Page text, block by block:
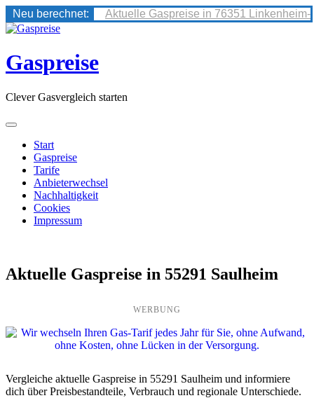
Neu berechnet:
Aktuelle Gaspreise in 76351 Linkenheim-
Skip
content
Gaspreise
Clever Gasvergleich starten
Start
Gaspreise
Tarife
Anbieterwechsel
Nachhaltigkeit
Cookies
Impressum
Aktuelle Gaspreise in 55291 Saulheim
WERBUNG
Vergleiche aktuelle Gaspreise in 55291 Saulheim und informiere
dich über Preisbestandteile, Verbrauch und regionale Unterschiede.